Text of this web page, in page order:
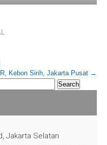
Kebon Sirih, Jakarta Pusat →
Jakarta Selatan